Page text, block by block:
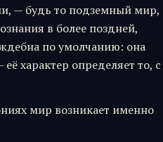
— будь то подземный мир,
в более поздней,
по умолчанию: она
характер определяет то, с
мир возникает именно